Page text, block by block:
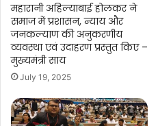
महारानी अहिल्याबाई होलकर ने
समाज में प्रशासन, न्याय और
जनकल्याण की अनुकरणीय
व्यवस्था एवं उदाहरण प्रस्तुत किए –
मुख्यमंत्री साय
July 19, 2025